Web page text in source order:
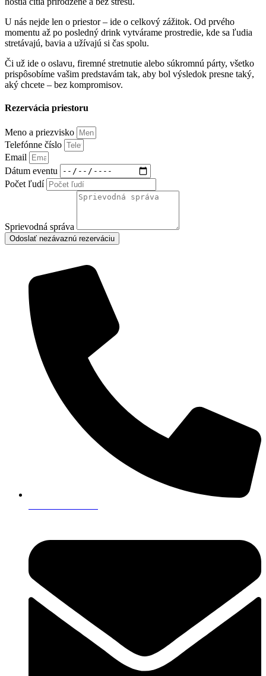
U nás nejde len o priestor – ide o celkový zážitok. Od prvého
momentu až po posledný drink vytvárame prostredie, kde sa ľudia
stretávajú, bavia a užívajú si čas spolu.
Či už ide o oslavu, firemné stretnutie alebo súkromnú párty, všetko
prispôsobíme vašim predstavám tak, aby bol výsledok presne taký,
aký chcete – bez kompromisov.
Rezervácia priestoru
Meno a priezvisko
Telefónne číslo
Email
Dátum eventu
Počet ľudí
Sprievodná správa
Odoslať nezávaznú rezerváciu